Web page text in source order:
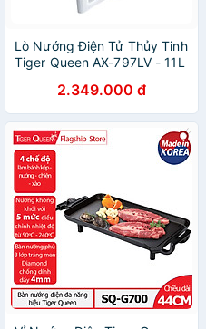
Lò Nướng Điện Tử Thủy Tinh
Tiger Queen AX-797LV - 11L
2.349.000 đ